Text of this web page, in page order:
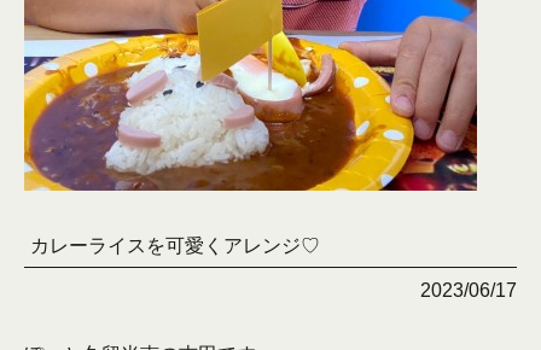
カレーライスを可愛くアレンジ♡
2023/06/17